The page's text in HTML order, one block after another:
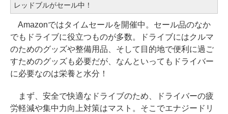
レッドブルがセール中！
Amazonではタイムセールを開催中。セール品のなか
でもドライブに役立つものが多数。ドライブにはクルマ
のためのグッズや整備用品、そして目的地で便利に過ご
すためのグッズも必要だが、なんといってもドライバー
に必要なのは栄養と水分！
まず、安全で快適なドライブのため、ドライバーの疲
労軽減や集中力向上対策はマスト。そこでエナジードリ